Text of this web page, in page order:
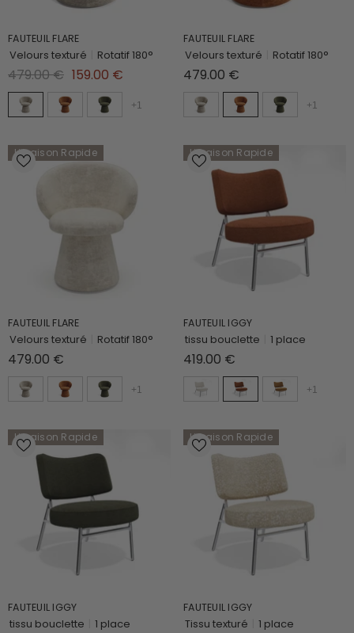
FAUTEUIL FLARE
Velours texturé Rotatif 180°
479.00 € 159.00 €
+1
FAUTEUIL FLARE
Velours texturé Rotatif 180°
479.00 €
+1
Livraison Rapide
FAUTEUIL FLARE
Velours texturé Rotatif 180°
479.00 €
+1
Livraison Rapide
FAUTEUIL IGGY
tissu bouclette 1 place
419.00 €
+1
Livraison Rapide
FAUTEUIL IGGY
tissu bouclette 1 place
Livraison Rapide
FAUTEUIL IGGY
Tissu texturé 1 place